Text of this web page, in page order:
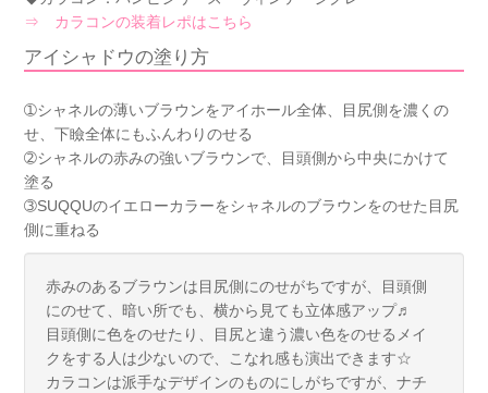
⇒ カラコンの装着レポはこちら
アイシャドウの塗り方
➀シャネルの薄いブラウンをアイホール全体、目尻側を濃くの
せ、下瞼全体にもふんわりのせる
➁シャネルの赤みの強いブラウンで、目頭側から中央にかけて
塗る
➂SUQQUのイエローカラーをシャネルのブラウンをのせた目尻
側に重ねる
赤みのあるブラウンは目尻側にのせがちですが、目頭側
にのせて、暗い所でも、横から見ても立体感アップ♬
目頭側に色をのせたり、目尻と違う濃い色をのせるメイ
クをする人は少ないので、こなれ感も演出できます☆
カラコンは派手なデザインのものにしがちですが、ナチ